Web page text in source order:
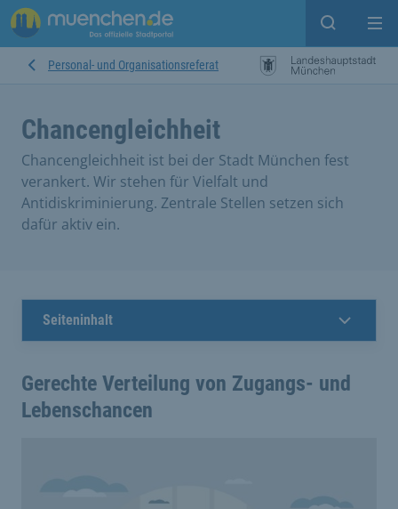
Suche
Personal- und Organisationsreferat
Chancengleichheit
Chancengleichheit ist bei der Stadt München fest
verankert. Wir stehen für Vielfalt und
Antidiskriminierung. Zentrale Stellen setzen sich
dafür aktiv ein.
Seiteninhalt
Gerechte Verteilung von Zugangs- und
Lebenschancen